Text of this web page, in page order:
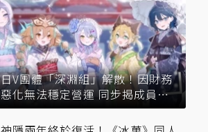
日V團體「深淵組」解散！因財務
惡化無法穩定營運 同步揭成員未
來去向